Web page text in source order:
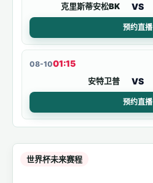
克里斯蒂安松BK VS
预约直播
08-1001:15
安特卫普 VS
预约直播
世界杯未来赛程